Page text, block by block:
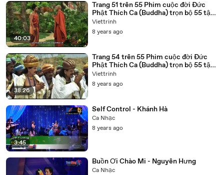
40:03
Trang 51 trên 55 Phim cuộc đời Đức
Phật Thích Ca (Buddha) trọn bộ 55 tập
lồng tiếng
Viettrinh
8 years ago
38:26
Trang 54 trên 55 Phim cuộc đời Đức
Phật Thích Ca (Buddha) trọn bộ 55 tập
lồng tiếng
Viettrinh
8 years ago
3:45
Self Control - Khánh Hà
Ca Nhạc
8 years ago
Buồn Ơi Chào Mi - Nguyên Hưng
Ca Nhạc